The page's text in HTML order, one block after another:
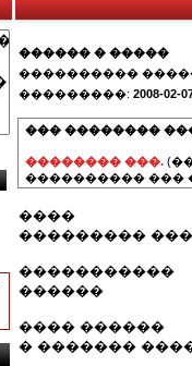
������ � �����
����������
���������: 2008-02-
��� ��������
�������� ���.
���������� ���
����
���������
�����������
������
���� ������
� �������